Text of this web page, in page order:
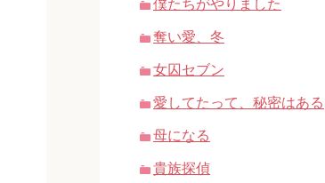
僕たちがやりました
奪い愛、冬
女囚セブン
愛してたって、秘密はある
母になる
貴族探偵